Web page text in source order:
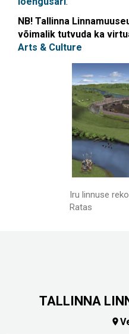
NB! Tallinna
võimalik tutvuda ka
Arts & Culture
Iru linnuse
Ratas
TALLINNA
